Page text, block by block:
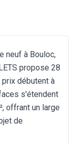
neuf à Bouloc,
propose 28
débutent à
s'étendent
offrant un large
de